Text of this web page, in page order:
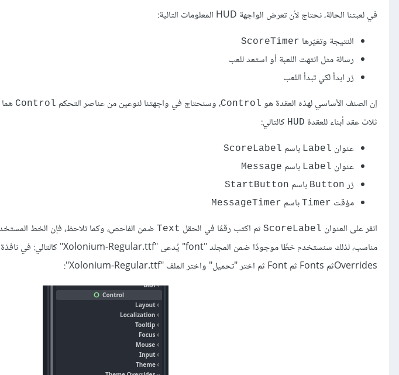
في لعبتنا الحالة، نحتاج لأن تعرض الواجهة HUD المعلومات التالية:
النتيجة وتغيّرها ScoreTimer
رسالة مثل انتهت اللعبة أو استعد للعب
زر ابدأ لكي تبدأ اللعب
إن الصنف اﻷساسي لهذه العقدة هو Control، وسنحتاج في واجهتنا لنوعين من عناصر التحكم Control
ثلاث عقد أبناء للعقدة HUD كالتالي:
عنوان Label باسم ScoreLabel
عنوان Label باسم Message
زر Button باسم StartButton
مؤقت Timer باسم MessageTimer
انقر على العنوان ScoreLabel ثم اكتب رقمًا في الحقل Text ضمن الفاحص، وكما تلاحظ، فإن الخط
Overridesثم Fonts ثم Font ثم اختر "تحميل" واختر الملف "Xolonium-Regular.ttf":